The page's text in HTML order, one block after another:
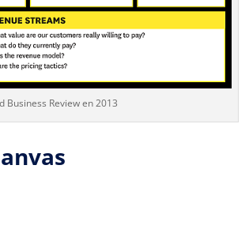
Business Review en 2013